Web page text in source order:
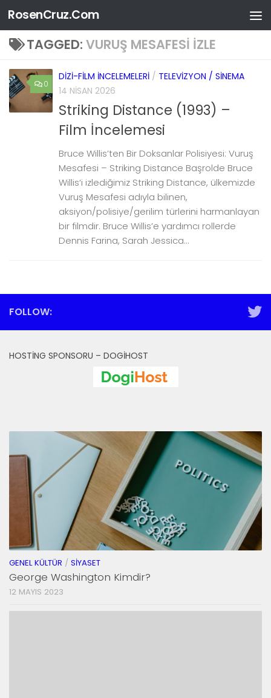
Skip to content
RosenCruz.Com
TAGGED: VURUŞ MESAFESI IZLE
0
DIZI-FILM İNCELEMELERI / TELEVIZYON / SINEMA
14 NISAN 2026
Striking Distance (1993) –
Film İncelemesi
Bruce Willis’ten Bir Doksanlar Polisiyesi: Vuruş
Mesafesi – Striking Distance Başrolde Bruce
Willis‘i izlediğimiz Striking Distance, ülkemizde
Vuruş Mesafesi adıyla bilinen,
aksiyon/polisiye/gerilim türlerini harmanlayan
bir filmdir. Bruce Willis’e yardımcı rollerde
Dennis Farina, Sarah Jessica...
FOLLOW:
HOSTING SPONSORU – DOGIHOST
GENEL KÜLTÜR / SIYASET
George Washington Kimdir?
12 MAYIS 2023